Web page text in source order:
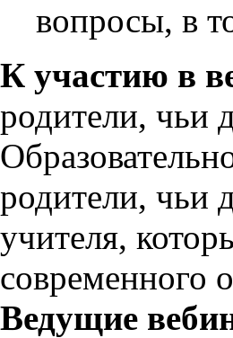
вопросы, в
К участию в
родители, чьи
родители, чьи
учителя,
современного
Ведущие